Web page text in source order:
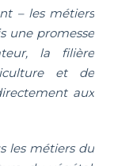
– les métiers
une promesse
la filière
et de
aux
les métiers du